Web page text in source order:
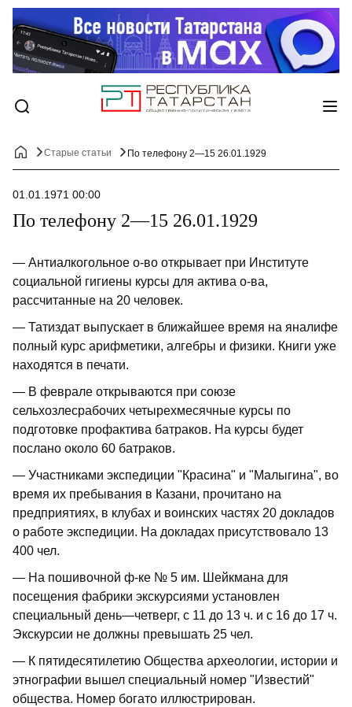
Старые статьи По телефону 2—15 26.01.1929
01.01.1971 00:00
По телефону 2—15 26.01.1929
— Антиалкогольное о-во открывает при Институте
социальной гигиены курсы для актива о-ва,
рассчитанные на 20 человек.
— Татиздат выпускает в ближайшее время на яналифе
полный курс арифметики, алгебры и физики. Книги уже
находятся в печати.
— В феврале открываются при союзе
сельхозлесрабочих четырехмесячные курсы по
подготовке профактива батраков. На курсы будет
послано около 60 батраков.
— Участниками экспедиции "Красина" и "Малыгина", во
время их пребывания в Казани, прочитано на
предприятиях, в клубах и воинских частях 20 докладов
о работе экспедиции. На докладах присутствовало 13
400 чел.
— На пошивочной ф-ке № 5 им. Шейкмана для
посещения фабрики экскурсиями установлен
специальный день—четверг, с 11 до 13 ч. и с 16 до 17 ч.
Экскурсии не должны превышать 25 чел.
— К пятидесятилетию Общества археологии, истории и
этнографии вышел специальный номер "Известий"
общества. Номер богато иллюстрирован.